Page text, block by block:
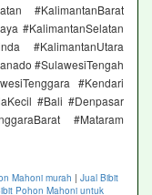
#KalimantanBarat
#KalimantanSelatan
#KalimantanUtara
#SulawesiTengah
#Kendari
#Bali #Denpasar
#Mataram
Mahoni murah | Jual Bibit
Pohon Mahoni untuk